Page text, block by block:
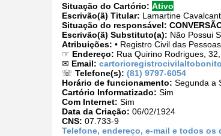
Situação do Cartório: Ativo
Escrivão(ã) Titular: Lamartine
Situação do responsável:
Escrivão(ã) Substituto(a): Não Possui
Atribuições: • Registro Civil das
☞ Endereço: Rua Quirino Rodrigues,
✉ Email:
☏ Telefone(s): (81) 9797-6054
Horário de funcionamento: Segunda a
Cartório Informatizado: Sim
Com Internet: Sim
Data da Criação: 06/02/1924
CNS: 07.733-9
Telefone, endereço, e-mail e todos